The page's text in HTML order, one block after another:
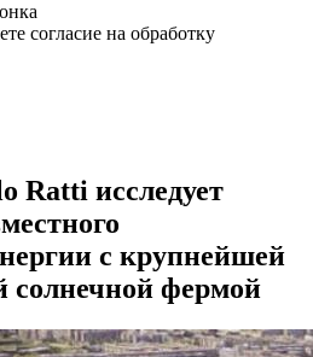
согласие на обработку
Ratti исследует
с крупнейшей
солнечной фермой